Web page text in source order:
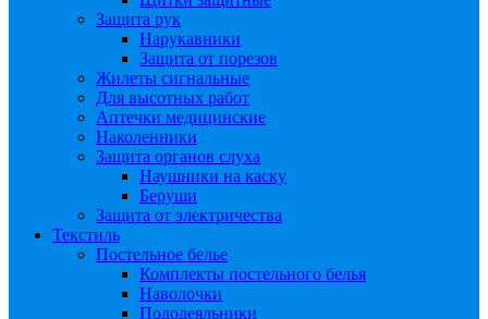
Защита рук
Нарукавники
Защита от порезов
Жилеты сигнальные
Для высотных работ
Аптечки медицинские
Наколенники
Защита органов слуха
Наушники на каску
Беруши
Защита от электричества
Текстиль
Постельное белье
Комплекты постельного белья
Наволочки
Пододеяльники